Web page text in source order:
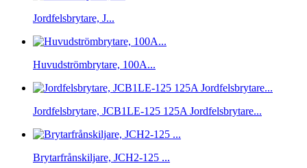
Jordfelsbrytare, J...
Huvudströmbrytare, 100A...
Jordfelsbrytare, JCB1LE-125 125A Jordfelsbrytare...
Brytarfrånskiljare, JCH2-125 ...